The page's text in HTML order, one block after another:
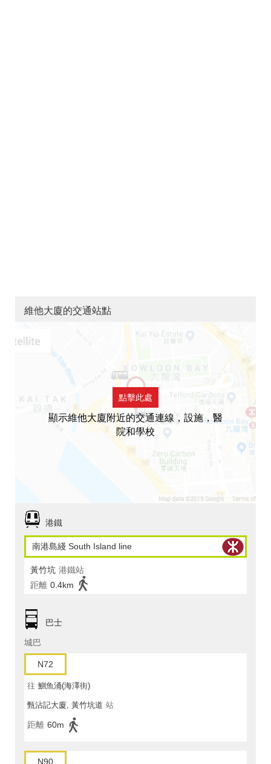
維他大廈的交通站點
點擊此處
顯示維他大廈附近的交通連線，設施，醫
院和學校
港鐵
南港島綫 South Island line
黃竹坑 港鐵站
距離 0.4km
巴士
城巴
N72
往 鰂魚涌(海澤街)
甄沾記大廈, 黃竹坑道 站
距離 60m
N90